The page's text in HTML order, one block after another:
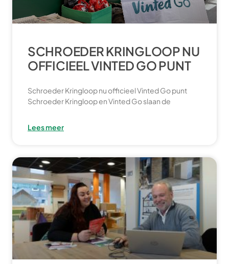
SCHROEDER KRINGLOOP NU
OFFICIEEL VINTED GO PUNT
Schroeder Kringloop nu officieel Vinted Go punt
Schroeder Kringloop en Vinted Go slaan de
Lees meer